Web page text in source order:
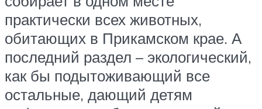
практически всех животных,
обитающих в Прикамском крае. А
последний раздел – экологический,
как бы подытоживающий все
остальные, дающий детям